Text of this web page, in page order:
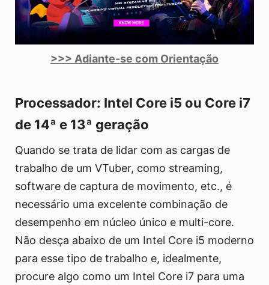
>>> Adiante-se com Orientação
Processador: Intel Core i5 ou Core i7
de 14ª e 13ª geração
Quando se trata de lidar com as cargas de
trabalho de um VTuber, como streaming,
software de captura de movimento, etc., é
necessário uma excelente combinação de
desempenho em núcleo único e multi-core.
Não desça abaixo de um Intel Core i5 moderno
para esse tipo de trabalho e, idealmente,
procure algo como um Intel Core i7 para uma